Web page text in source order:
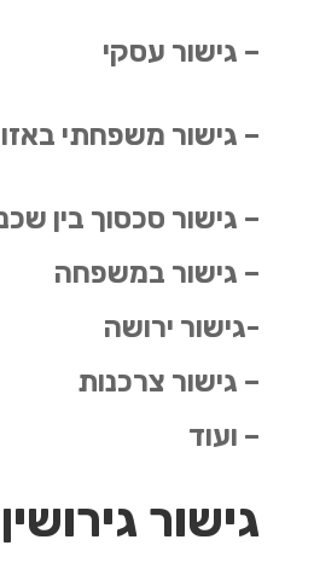
– גישור עסקי
– גישור משפחתי
– גישור סכסוך בין
– גישור במשפחה
-גישור ירושה
– גישור צרכנות
– ועוד
גישור